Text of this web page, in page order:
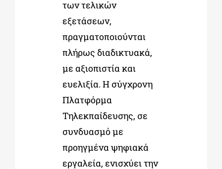
των τελικών
εξετάσεων,
πραγματοποιούνται
πλήρως διαδικτυακά,
με αξιοπιστία και
ευελιξία. Η σύγχρονη
Πλατφόρμα
Τηλεκπαίδευσης, σε
συνδυασμό με
προηγμένα ψηφιακά
εργαλεία, ενισχύει την